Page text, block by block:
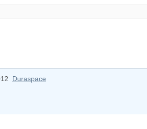
Duraspace